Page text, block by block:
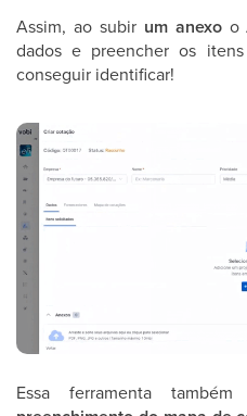
Assim, ao subir um anexoo
dados e preencher os
conseguir identificar!
Essa ferramenta